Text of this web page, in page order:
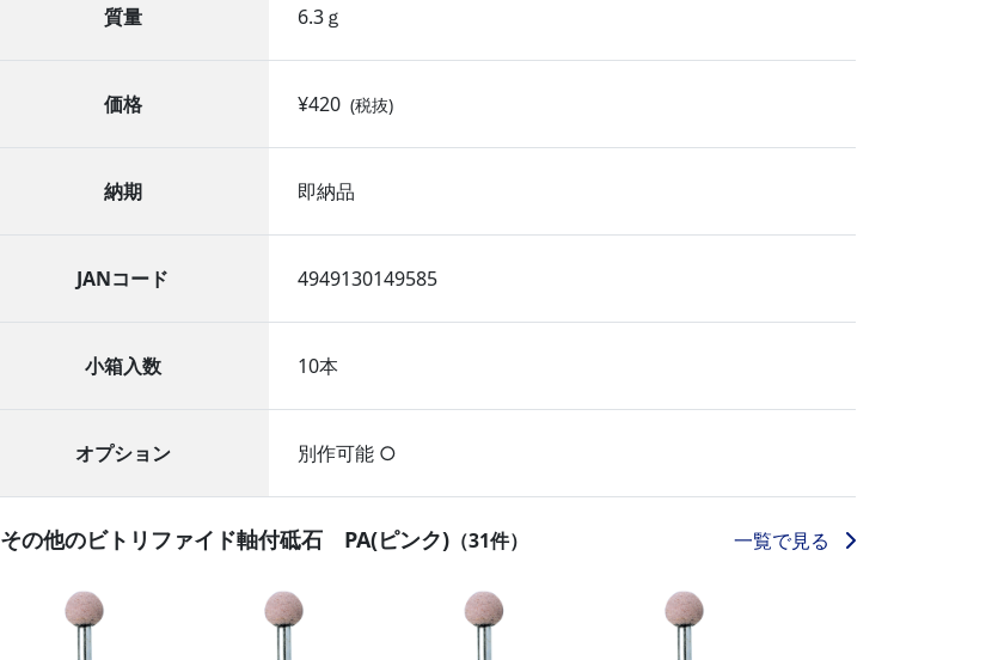
質量 6.3ｇ
価格 ¥420 (税抜)
納期 即納品
JANコード 4949130149585
小箱入数 10本
オプション 別作可能 ○
その他のビトリファイド軸付砥石 PA(ピンク) （31件） 一覧で見る